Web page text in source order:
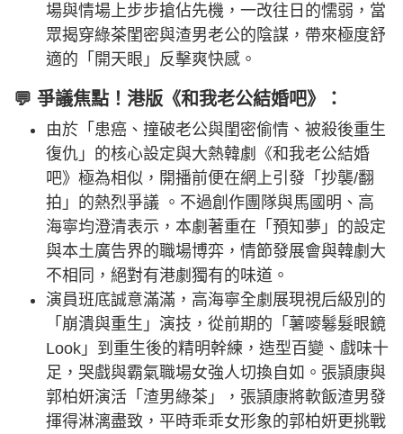
場與情場上步步搶佔先機，一改往日的懦弱，當
眾揭穿綠茶閨密與渣男老公的陰謀，帶來極度舒
適的「開天眼」反擊爽快感。
💬 爭議焦點！港版《和我老公結婚吧》：
由於「患癌、撞破老公與閨密偷情、被殺後重生
復仇」的核心設定與大熱韓劇《和我老公結婚
吧》極為相似，開播前便在網上引發「抄襲/翻
拍」的熱烈爭議 。不過創作團隊與馬國明、高
海寧均澄清表示，本劇著重在「預知夢」的設定
與本土廣告界的職場博弈，情節發展會與韓劇大
不相同，絕對有港劇獨有的味道。
演員班底誠意滿滿，高海寧全劇展現視后級別的
「崩潰與重生」演技，從前期的「薯嘜鬈髮眼鏡
Look」到重生後的精明幹練，造型百變、戲味十
足，哭戲與霸氣職場女強人切換自如。張頴康與
郭柏妍演活「渣男綠茶」，張頴康將軟飯渣男發
揮得淋漓盡致，平時乖乖女形象的郭柏妍更挑戰